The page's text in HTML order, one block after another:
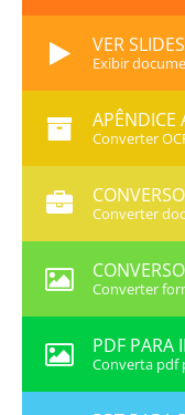
VER
Exibir
APÊNDICE
Converter
Converter
Converter
PDF PARA
Converta pdf